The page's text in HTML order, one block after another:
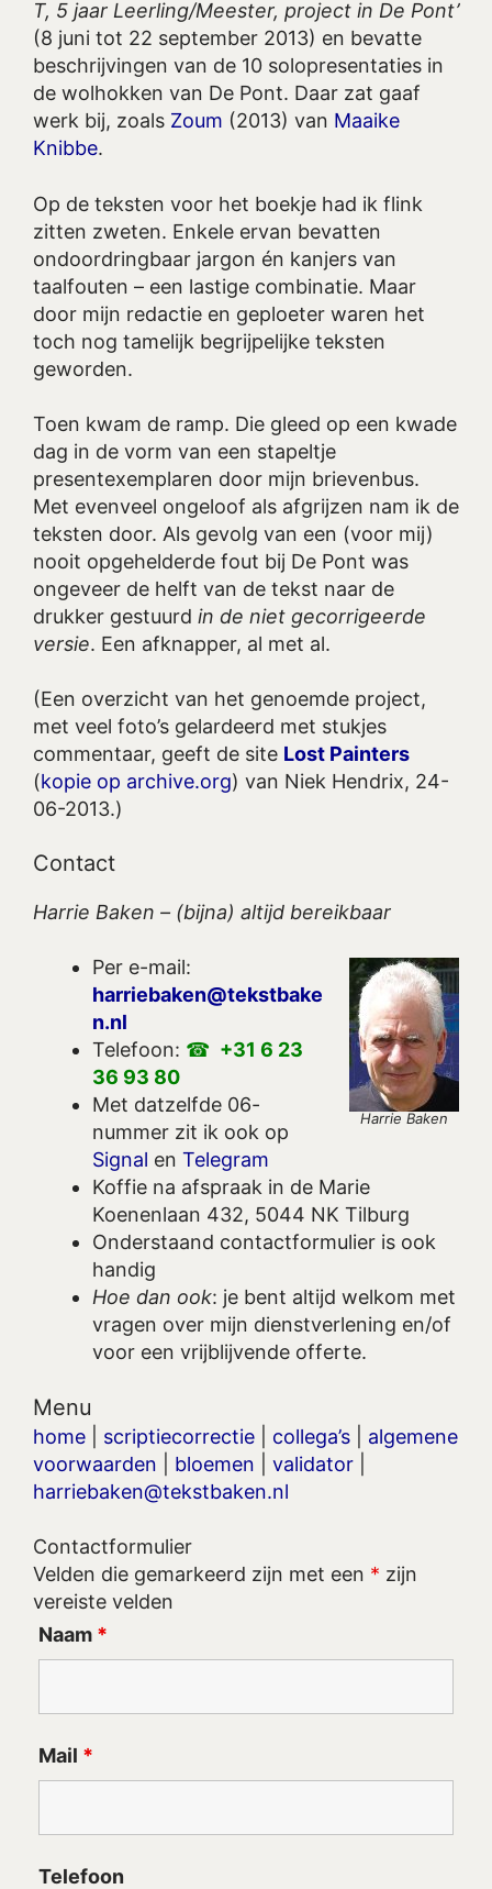
T, 5 jaar Leerling/Meester, project in De Pont’
(8 juni tot 22 september 2013) en bevatte
beschrijvingen van de 10 solopresentaties in
de wolhokken van De Pont. Daar zat gaaf
werk bij, zoals Zoum (2013) van Maaike
Knibbe.
Op de teksten voor het boekje had ik flink
zitten zweten. Enkele ervan bevatten
ondoordringbaar jargon én kanjers van
taalfouten – een lastige combinatie. Maar
door mijn redactie en geploeter waren het
toch nog tamelijk begrijpelijke teksten
geworden.
Toen kwam de ramp. Die gleed op een kwade
dag in de vorm van een stapeltje
presentexemplaren door mijn brievenbus.
Met evenveel ongeloof als afgrijzen nam ik de
teksten door. Als gevolg van een (voor mij)
nooit opgehelderde fout bij De Pont was
ongeveer de helft van de tekst naar de
drukker gestuurd in de niet gecorrigeerde
versie. Een afknapper, al met al.
(Een overzicht van het genoemde project,
met veel foto’s gelardeerd met stukjes
commentaar, geeft de site Lost Painters
(kopie op archive.org) van Niek Hendrix, 24-
06-2013.)
Contact
Harrie Baken – (bijna) altijd bereikbaar
Harrie Baken
Per e-mail:
harriebaken@tekstbake
n.nl
Telefoon:
+31 6 23
36 93 80
Met datzelfde 06-
nummer zit ik ook op
Signal en Telegram
Koffie na afspraak in de Marie
Koenenlaan 432, 5044 NK Tilburg
Onderstaand contactformulier is ook
handig
Hoe dan ook: je bent altijd welkom met
vragen over mijn dienstverlening en/of
voor een vrijblijvende offerte.
Menu
home scriptiecorrectie collega’s
algemene
voorwaarden
bloemen validator
harriebaken@tekstbaken.nl
Contactformulier
Velden die gemarkeerd zijn met een * zijn
vereiste velden
Naam *
Mail *
Telefoon